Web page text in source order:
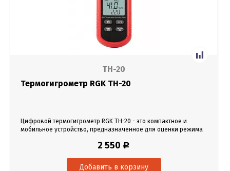
TH-20
Термогигрометр RGK TH-20
Цифровой термогигрометр RGK TH-20 - это компактное и
мобильное устройство, предназначенное для оценки режима
производственных и офисных помещениях.
2 550 Р